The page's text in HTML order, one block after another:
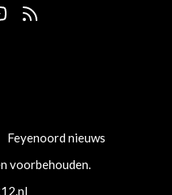
Feyenoord nieuws
voorbehouden.